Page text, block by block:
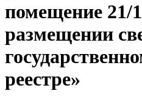
помещение 21/
размещении
реестре»